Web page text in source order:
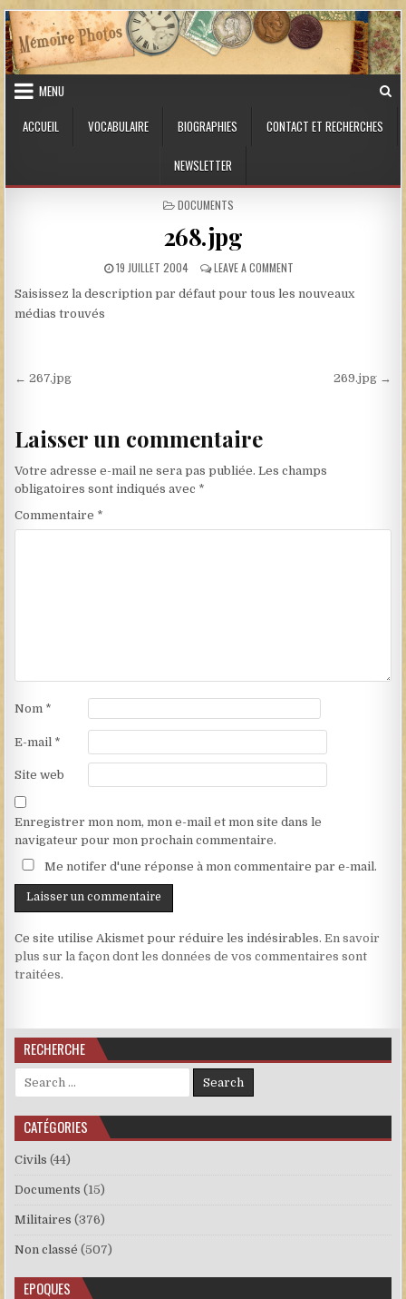
Skip to content
MENU
ACCUEIL
VOCABULAIRE BIOGRAPHIES CONTACT ET RECHERCHES
NEWSLETTER
POSTED IN
DOCUMENTS
268.jpg
PUBLISHED DATE:
19 JUILLET 2004 LEAVE A COMMENTON 268.JPG
Saisissez la description par défaut pour tous les nouveaux
médias trouvés
Navigation de l’article
← 267.jpg 269.jpg →
Laisser un commentaire
Votre adresse e-mail ne sera pas publiée. Les champs
obligatoires sont indiqués avec *
Commentaire *
Nom *
E-mail *
Site web
Enregistrer mon nom, mon e-mail et mon site dans le
navigateur pour mon prochain commentaire.
Me notifer d'une réponse à mon commentaire par e-mail.
Ce site utilise Akismet pour réduire les indésirables.En savoir
plus sur la façon dont les données de vos commentaires sont
traitées.
RECHERCHE
Search for:
CATÉGORIES
Civils (44)
Documents (15)
Militaires (376)
Non classé (507)
EPOQUES